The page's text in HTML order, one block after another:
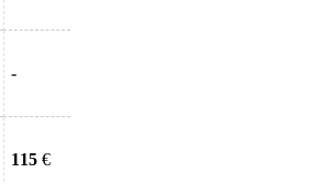
-
115 €